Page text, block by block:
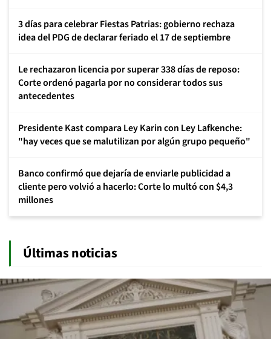
3 días para celebrar Fiestas Patrias: gobierno rechaza
idea del PDG de declarar feriado el 17 de septiembre
Le rechazaron licencia por superar 338 días de reposo:
Corte ordenó pagarla por no considerar todos sus
antecedentes
Presidente Kast compara Ley Karin con Ley Lafkenche:
"hay veces que se malutilizan por algún grupo pequeño"
Banco confirmó que dejaría de enviarle publicidad a
cliente pero volvió a hacerlo: Corte lo multó con $4,3
millones
Últimas noticias